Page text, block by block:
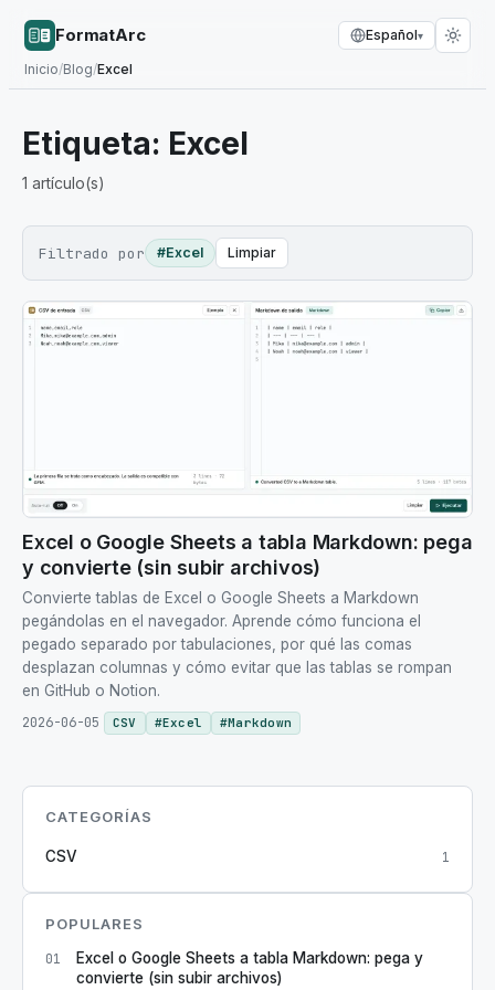
FormatArc
Inicio/Blog/Excel
Español▾
Etiqueta: Excel
1 artículo(s)
Filtrado por #Excel Limpiar
Excel o Google Sheets a tabla Markdown: pega
y convierte (sin subir archivos)
Convierte tablas de Excel o Google Sheets a Markdown
pegándolas en el navegador. Aprende cómo funciona el
pegado separado por tabulaciones, por qué las comas
desplazan columnas y cómo evitar que las tablas se rompan
en GitHub o Notion.
2026-06-05
CSV #Excel #Markdown
CATEGORÍAS
CSV 1
POPULARES
01
Excel o Google Sheets a tabla Markdown: pega y
convierte (sin subir archivos)